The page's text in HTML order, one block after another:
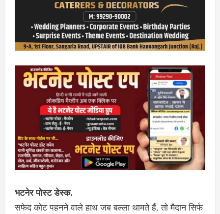
भटनेर पोस्ट डेस्क.
सफेद कोट पहनने वाले हाथ जब बल्ला थामते हैं, तो मैदान सिर्फ